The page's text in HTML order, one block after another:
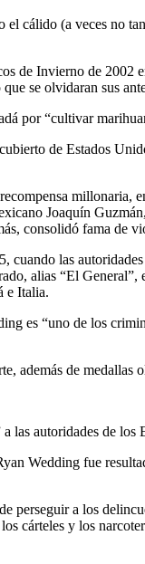
cálido (a veces no
de Invierno de 2002
se olvidaran sus
por “cultivar
de Estados
millonaria,
Joaquín
consolidó fama de
las
alias “El
e Italia.
es “uno de los
además de medallas
las autoridades de los
Wedding fue
a los
cárteles y los